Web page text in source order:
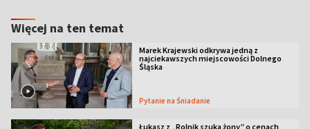
Więcej na ten temat
Marek Krajewski odkrywa jedną z
najciekawszych miejscowości Dolnego
Śląska
Pytanie na Śniadanie
Łukasz z „Rolnik szuka żony” o cenach